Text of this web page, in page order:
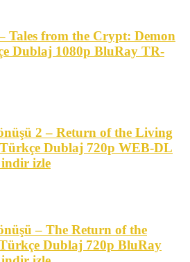
Tales from the Crypt: Demon
Dublaj 1080p BluRay TR-
2 – Return of the Living
Dublaj 720p WEB-DL
izle
– The Return of the
Dublaj 720p BluRay